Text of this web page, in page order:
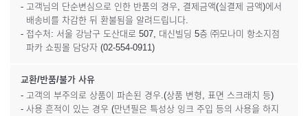
- 고객님의 단순변심으로 인한 반품의 경우, 결제금액(실결제 금액)에서
배송비를 차감한 뒤 환불됨을 알려드립니다.
- 접수처: 서울 강남구 도산대로 507, 대신빌딩 5층 ㈜모나미 항소지점
파카 쇼핑몰 담당자 (02-554-0911)
교환/반품/불가 사유
- 고객의 부주의로 상품이 파손된 경우.(상품 변형, 표면 스크래치 등)
- 사용 흔적이 있는 경우 (만년필은 특성상 잉크 주입 등의 사용을 하지